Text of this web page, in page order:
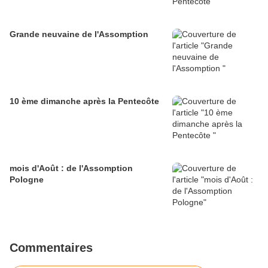
Grande neuvaine de l'Assomption
10 ème dimanche après la Pentecôte
mois d'Août : de l'Assomption
Pologne
Commentaires